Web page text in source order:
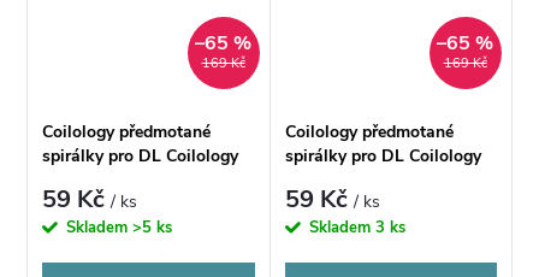
169 Kč
–65 %
Coilology předmotané
spirálky pro DL Coilology
Stagered fused 0,33/Dual,
2 ks
59 Kč/ ks
Skladem>5 ks
169 Kč
–65 %
Coilology předmotané
spirálky pro DL Coilology
Dragon skin 0,14/Dual, 2
ks
59 Kč/ ks
Skladem 3 ks